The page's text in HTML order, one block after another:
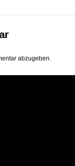
abzugeben.